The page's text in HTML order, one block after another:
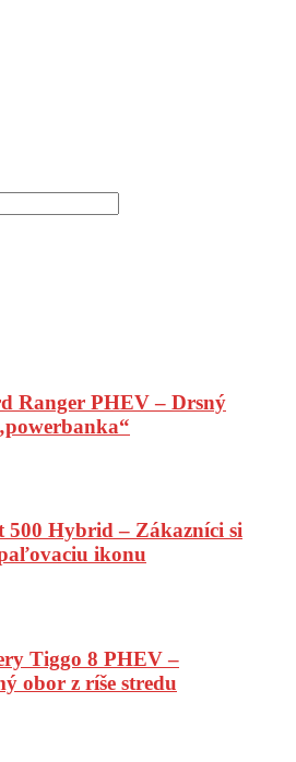
Ranger PHEV – Drsný
500 Hybrid – Zákazníci si
ikonu
Tiggo 8 PHEV –
obor z ríše stredu